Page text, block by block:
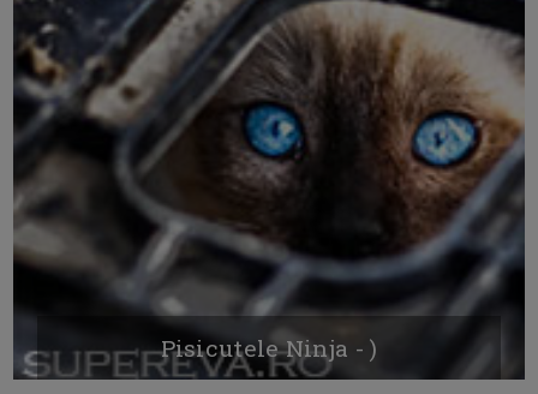
Pisicutele Ninja - )